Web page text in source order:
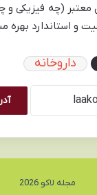
معتبر (چه فیزیکی و
و استاندارد بهره
داروخانه
مجله لاکو 2026